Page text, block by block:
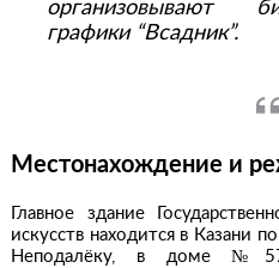
организовывают
графики “Всадник”.
Местонахождение и
Главное здание
искусств находится в Казани
Неподалёку, в доме №57,